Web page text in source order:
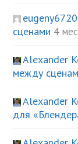
сценами 4
Alexander
между
Alexander
для